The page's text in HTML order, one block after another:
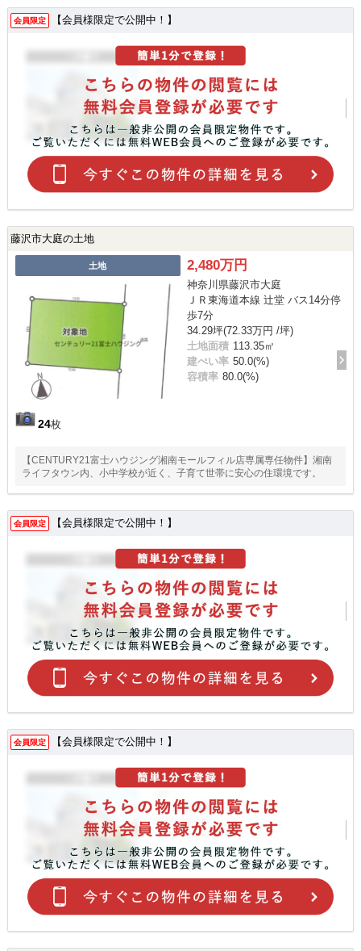
会員限定 【会員様限定で公開中！】
藤沢市大庭の土地
土地
24枚
2,480万円
神奈川県藤沢市大庭
ＪＲ東海道本線 辻堂 バス14分停
歩7分
34.29坪(72.33万円 /坪)
土地面積 113.35㎡
建ぺい率 50.0(%)
容積率 80.0(%)
【CENTURY21富士ハウジング湘南モールフィル店専属専任物件】湘南
ライフタウン内、小中学校が近く、子育て世帯に安心の住環境です。
会員限定 【会員様限定で公開中！】
会員限定 【会員様限定で公開中！】